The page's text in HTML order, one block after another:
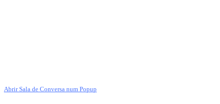
Abrir Sala de Conversa num Popup